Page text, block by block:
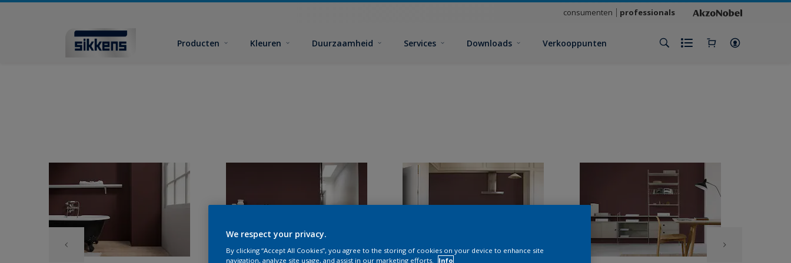
consumenten professionals
Producten Kleuren Duurzaamheid Services Downloads Verkooppunten
We respect your privacy.
By clicking “Accept All Cookies”, you agree to the storing of cookies on your device to enhance site
navigation, analyze site usage, and assist in our marketing efforts.
Info